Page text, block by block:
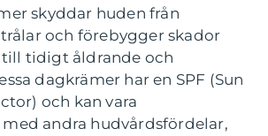
skyddar huden från
och förebygger skador
till tidigt åldrande och
dagkrämer har en SPF (Sun
och kan vara
andra hudvårdsfördelar,